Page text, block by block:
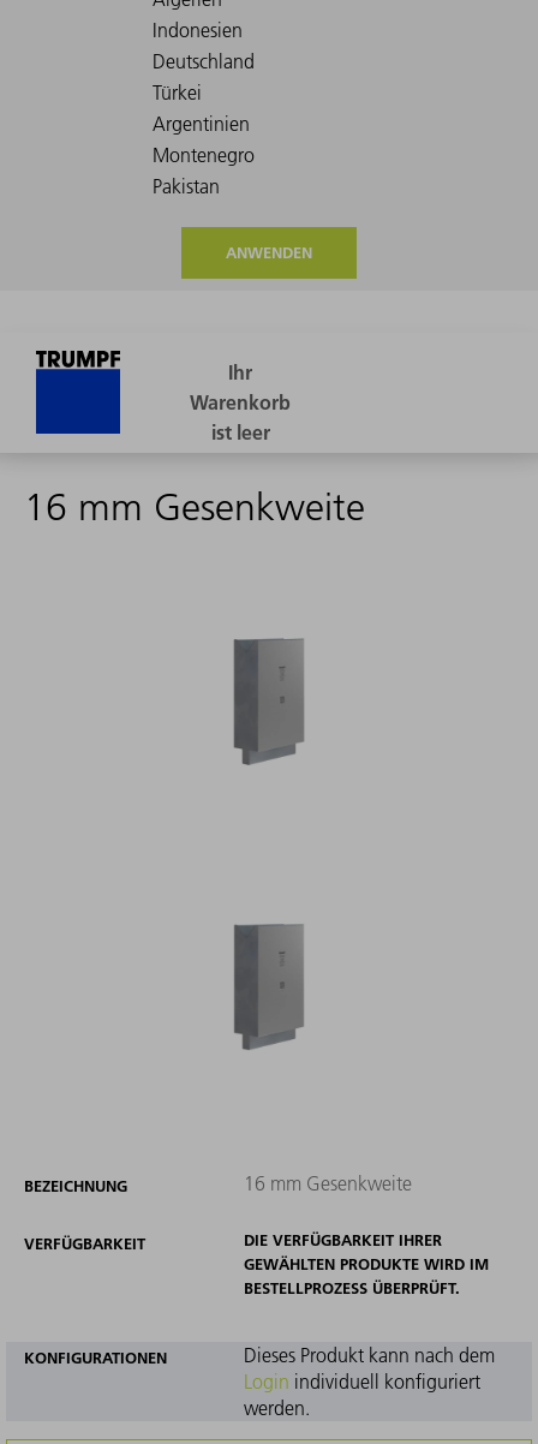
ANWENDEN
16 mm Gesenkweite
BEZEICHNUNG 16 mm Gesenkweite
VERFÜGBARKEIT
DIE VERFÜGBARKEIT IHRER
GEWÄHLTEN PRODUKTE WIRD IM
BESTELLPROZESS ÜBERPRÜFT.
KONFIGURATIONEN
Dieses Produkt kann nach dem
Login individuell konfiguriert
werden.